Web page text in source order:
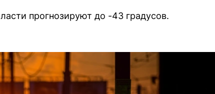
прогнозируют до -43 градусов.